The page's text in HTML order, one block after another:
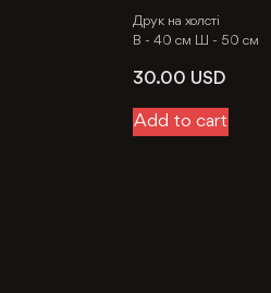
Друк на холсті
В - 40 см Ш - 50 см
30.00 USD
Add to cart